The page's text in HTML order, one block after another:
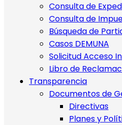
Consulta de
Consulta de
Búsqueda de
Casos DEMUNA
Solicitud Acceso
Libro de
Transparencia
Documentos de
Directivas
Planes y